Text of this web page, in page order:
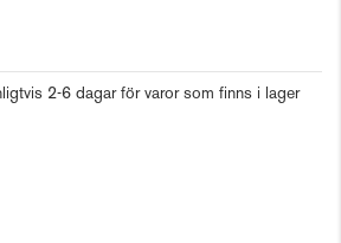
2-6 dagar för varor som finns i lager